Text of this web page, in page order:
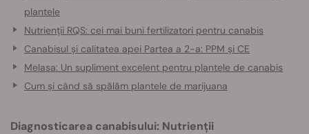
plantele
Nutrienții RQS: cei mai buni fertilizatori pentru canabis
Canabisul și calitatea apei Partea a 2-a: PPM și CE
Melasa: Un supliment excelent pentru plantele de canabis
Cum și când să spălăm plantele de marijuana
Diagnosticarea canabisului: Nutrienții